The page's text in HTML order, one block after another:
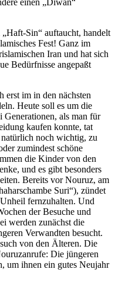
Sin“ auftaucht, handelt
Fest! Ganz im
Iran und hat sich
Bedürfnisse angepaßt
erst im in den nächsten
Heute soll es um die
Generationen, als man für
kaufen konnte, tat
noch wichtig, zu
zumindest schöne
die Kinder von den
und es gibt besonders
Bereits vor Nouruz, am
Suri“), zündet
fernzuhalten. Und
der Besuche und
werden zunächst die
Verwandten besucht.
von den Älteren. Die
Die jüngeren
um ihnen ein gutes Neujahr